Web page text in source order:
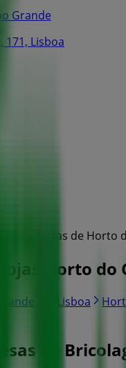
Grande
171, Lisboa
ofertas de Horto
lojas Horto
em Lisboa
de